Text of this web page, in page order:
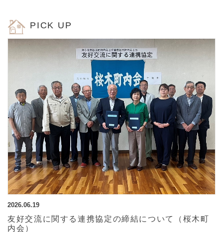
PICK UP
2026.06.19
友好交流に関する連携協定の締結について（桜木町
内会）